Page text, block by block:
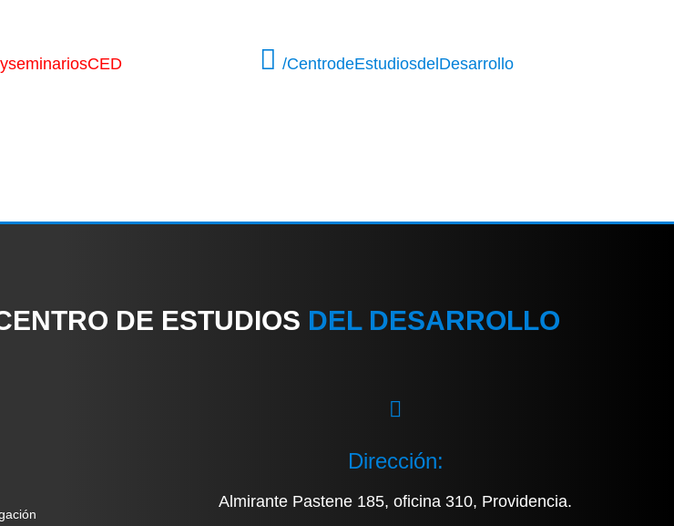
/CentrodeEstudiosdelDesarrollo
DE ESTUDIOS DEL DESARROLLO
Dirección:
Almirante Pastene 185, oficina 310, Providencia.